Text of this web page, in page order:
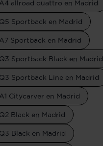
allroad quattro en Madrid
Sportback en Madrid
Sportback en Madrid
Sportback Black en Madrid
Sportback Line en Madrid
Citycarver en Madrid
Black en Madrid
Black en Madrid